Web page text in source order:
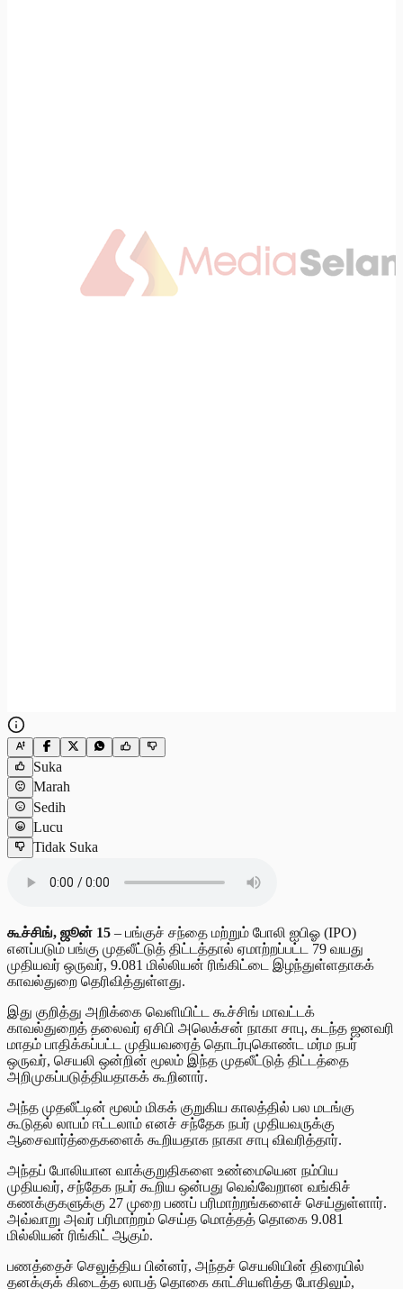
Suka
Marah
Sedih
Lucu
Tidak Suka
கூச்சிங், ஜூன் 15 – பங்குச் சந்தை மற்றும் போலி ஐபிஓ (IPO)
எனப்படும் பங்கு முதலீட்டுத் திட்டத்தால் ஏமாற்றப்பட்ட 79 வயது
முதியவர் ஒருவர், 9.081 மில்லியன் ரிங்கிட்டை இழந்துள்ளதாகக்
காவல்துறை தெரிவித்துள்ளது.
இது குறித்து அறிக்கை வெளியிட்ட கூச்சிங் மாவட்டக்
காவல்துறைத் தலைவர் ஏசிபி அலெக்சன் நாகா சாபு, கடந்த ஜனவரி
மாதம் பாதிக்கப்பட்ட முதியவரைத் தொடர்புகொண்ட மர்ம நபர்
ஒருவர், செயலி ஒன்றின் மூலம் இந்த முதலீட்டுத் திட்டத்தை
அறிமுகப்படுத்தியதாகக் கூறினார்.
அந்த முதலீட்டின் மூலம் மிகக் குறுகிய காலத்தில் பல மடங்கு
கூடுதல் லாபம் ஈட்டலாம் எனச் சந்தேக நபர் முதியவருக்கு
ஆசைவார்த்தைகளைக் கூறியதாக நாகா சாபு விவரித்தார்.
அந்தப் போலியான வாக்குறுதிகளை உண்மையென நம்பிய
முதியவர், சந்தேக நபர் கூறிய ஒன்பது வெவ்வேறான வங்கிச்
கணக்குகளுக்கு 27 முறை பணப் பரிமாற்றங்களைச் செய்துள்ளார்.
அவ்வாறு அவர் பரிமாற்றம் செய்த மொத்தத் தொகை 9.081
மில்லியன் ரிங்கிட் ஆகும்.
பணத்தைச் செலுத்திய பின்னர், அந்தச் செயலியின் திரையில்
தனக்குக் கிடைத்த லாபத் தொகை காட்சியளித்த போதிலும்,